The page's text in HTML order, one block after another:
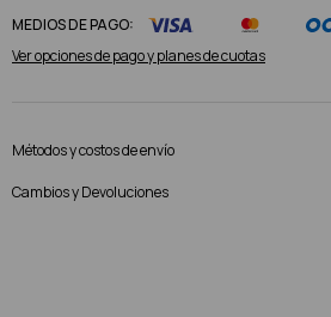
MEDIOS DE PAGO:
Ver opciones de pago y planes de cuotas
Métodos y costos de envío
Cambios y Devoluciones